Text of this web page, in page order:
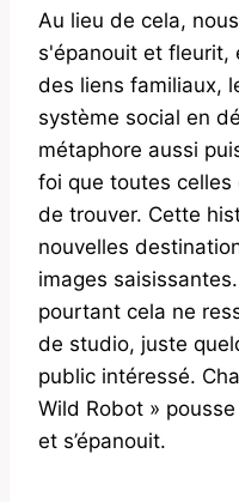
Au lieu de cela,
s'épanouit et fleurit,
des liens familiaux,
système social en
métaphore aussi
foi que toutes
de trouver. Cette
nouvelles
images
pourtant cela ne
de studio, juste
public intéressé.
Wild Robot »
et s’épanouit.